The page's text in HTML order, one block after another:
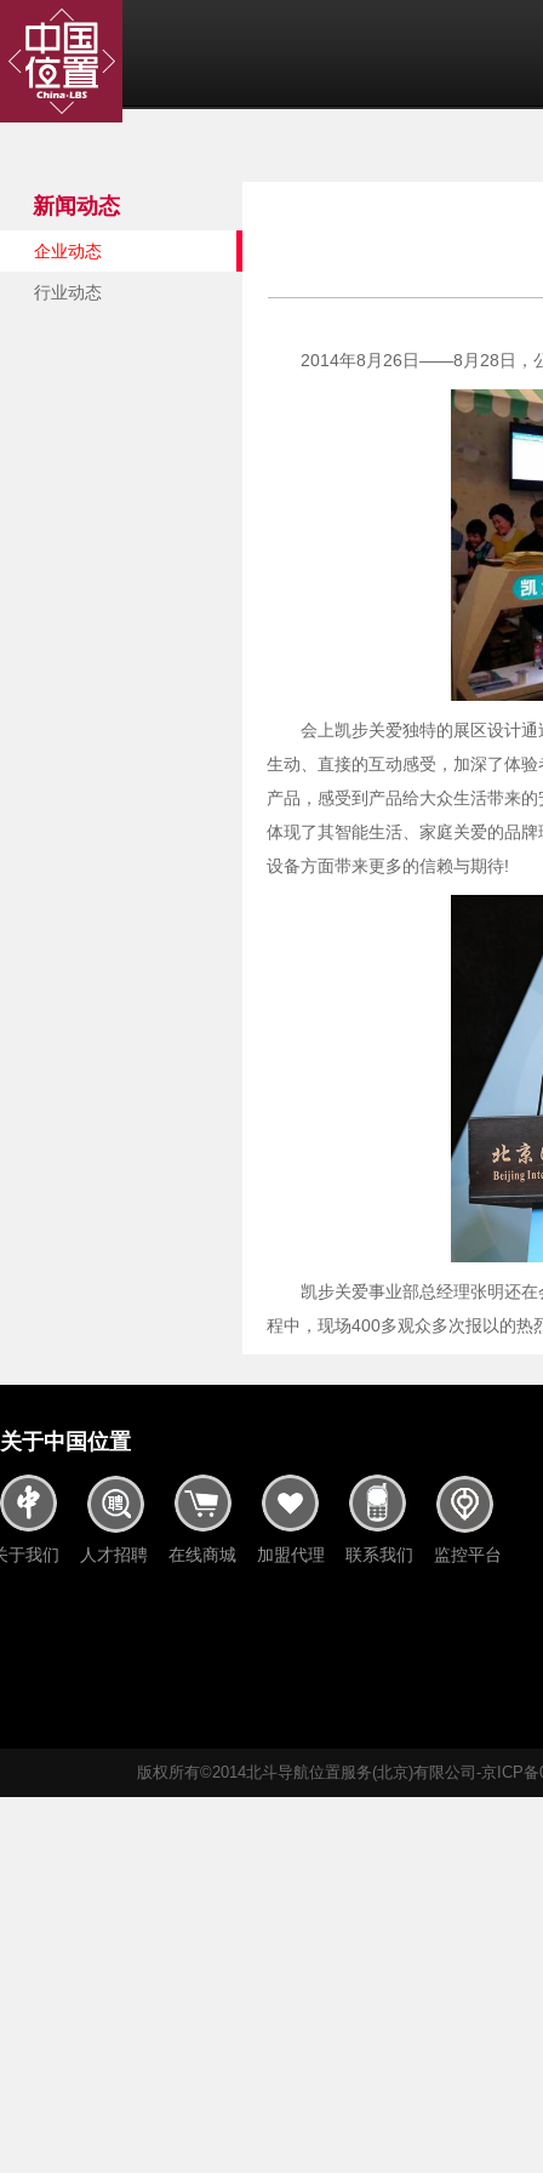
新闻动态
企业动态
行业动态
2014年8月26日——8月28日，
会上凯步关爱独特的展区设计
生动、直接的互动感受，加深了体
产品，感受到产品给大众生活带来
体现了其智能生活、家庭关爱的品
设备方面带来更多的信赖与期待!
凯步关爱事业部总经理张明还
程中，现场400多观众多次报以的热
关于中国位置
于我们 人才招聘 在线商城 加盟代理 联系我们 监控平台
版权所有©2014北斗导航位置服务(北京)有限公司-京ICP